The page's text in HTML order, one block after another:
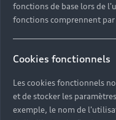
Découvrez toutes les
fonctions de base lors de
fonctions comprennent
Cookies fonctionnels
Les cookies fonctionnels
et de stocker les
exemple, le nom de